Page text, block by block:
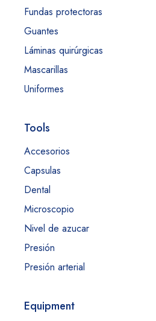
Fundas protectoras
Guantes
Láminas quirúrgicas
Mascarillas
Uniformes
Tools
Accesorios
Capsulas
Dental
Microscopio
Nivel de azucar
Presión
Presión arterial
Equipment